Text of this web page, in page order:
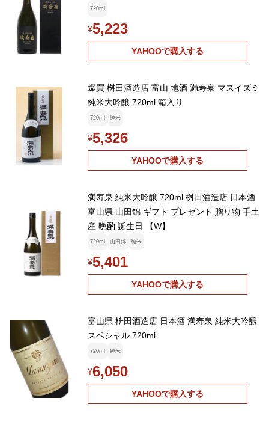
720ml
¥5,223
YAHOOで購入する
爆買 桝田酒造店 富山 地酒 満寿泉 マスイズミ
純米大吟醸 720ml 箱入り
720ml 純米
¥5,326
YAHOOで購入する
満寿泉 純米大吟醸 720ml 桝田酒造店 日本酒
富山県 山田錦 ギフト プレゼント 贈り物 手土
産 晩酌 誕生日 【W】
720ml 山田錦 純米
¥5,401
YAHOOで購入する
富山県 枡田酒造店 日本酒 満寿泉 純米大吟醸
スペシャル 720ml
720ml 純米
¥6,050
YAHOOで購入する